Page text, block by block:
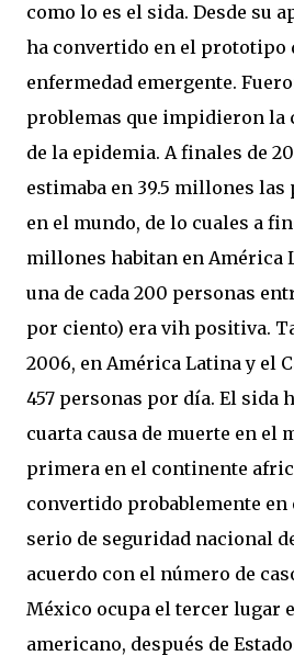
como lo es el sida. Desde su
ha convertido en el prototipo
enfermedad emergente.
problemas que impidieron
de la epidemia. A finales de
estimaba en 39.5 millones
en el mundo, de lo cuales a
millones habitan en América
una de cada 200 personas
por ciento) era vih positiva.
2006, en América Latina y el
457 personas por día. El sida
cuarta causa de muerte en el
primera en el continente
convertido probablemente en
serio de seguridad nacional
acuerdo con el número de
México ocupa el tercer lugar
americano, después de